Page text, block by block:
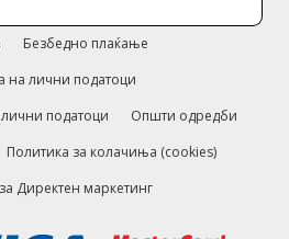
Безбедно плаќање
на лични податоци
податоци
Општи одредби
Политика за колачиња (cookies)
Директен маркетинг